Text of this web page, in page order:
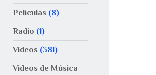
Películas (8)
Radio (1)
Videos (381)
Videos de Música